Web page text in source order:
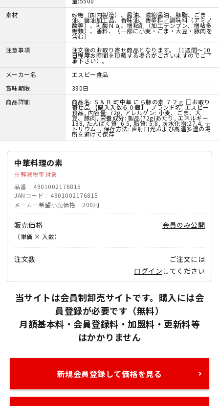
素材
砂糖（国内製造）、醤油、濃縮醤油、豚脂、ごま
油、醤油加工品、香味油、香辛料／調味料（アミノ
酸等）、乳酸Ｎａ、増粘剤（加工デンプン、増粘多
糖類）、香料、（一部に小麦・ごま・大豆・豚肉を
含む）
注意事項
注文後のお取り寄せ商品となります。（1週間～10
日程度お時間を頂戴する場合がございますのでご了
承下さい）。
メーカー名
エスビー食品
賞味期限
390日
商品詳細
商品名: Ｓ＆Ｂ 町中華 にら豚の素 ７２ｇ □お取り
寄せ品 【購入入数６０個】, ブランド名: エスビー
食品, 内容量: 72g, アレルゲン: 小麦、ごま、大
豆、豚肉, 栄養成分: 製品(72g)あたり, エネルギー:
188, たんぱく質: 6.5, 脂質: 5.8, 炭水化物:27.4, ナ
トリウム: , 保存方法: 直射日光および高温多湿の場
所を避けて保存
中華料理の素
軽減税率対象
品番
4901002176815
JANコード
4901002176815
メーカー希望小売価格
200円
販売価格
（単価 × 入数）
会員のみ公開
注文数
ご注文には
ログイン してください
当サイトは会員制卸売サイトです。購入には会
員登録が必要です（無料）
月額基本料・会員登録料・加盟料・更新料等
はかかりません
新規会員登録して価格を見る